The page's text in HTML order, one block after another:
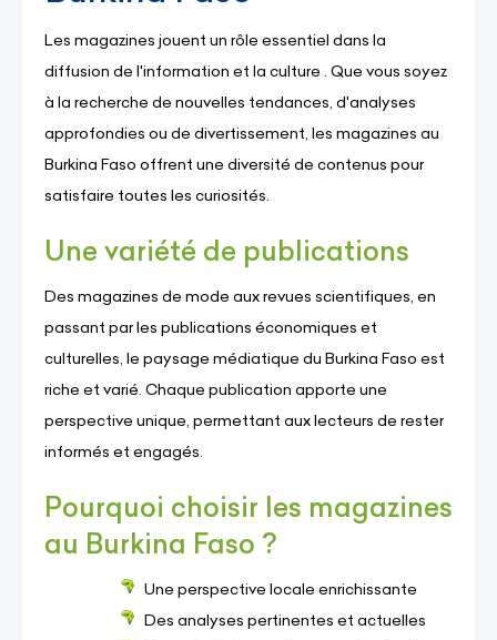
Les magazines jouent un rôle essentiel dans la
diffusion de l'information et la culture . Que vous soyez
à la recherche de nouvelles tendances, d'analyses
approfondies ou de divertissement, les magazines au
Burkina Faso offrent une diversité de contenus pour
satisfaire toutes les curiosités.
Une variété de publications
Des magazines de mode aux revues scientifiques, en
passant par les publications économiques et
culturelles, le paysage médiatique du Burkina Faso est
riche et varié. Chaque publication apporte une
perspective unique, permettant aux lecteurs de rester
informés et engagés.
Pourquoi choisir les magazines
au Burkina Faso ?
Une perspective locale enrichissante
Des analyses pertinentes et actuelles